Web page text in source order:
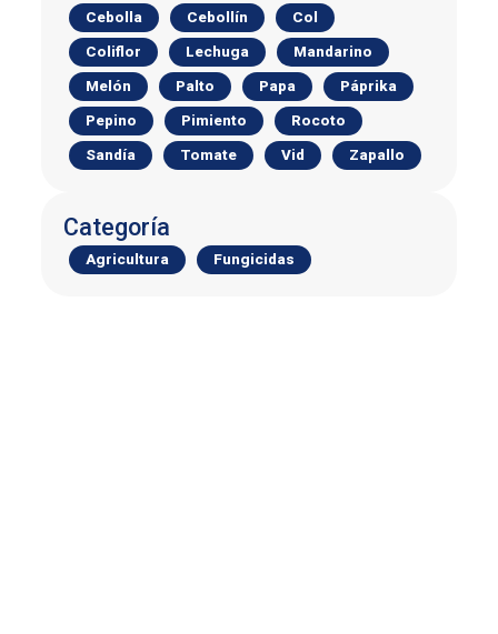
Cebolla Cebollín Col
Coliflor Lechuga Mandarino
Melón Palto Papa Páprika
Pepino Pimiento Rocoto
Sandía Tomate Vid Zapallo
Categoría
Agricultura Fungicidas